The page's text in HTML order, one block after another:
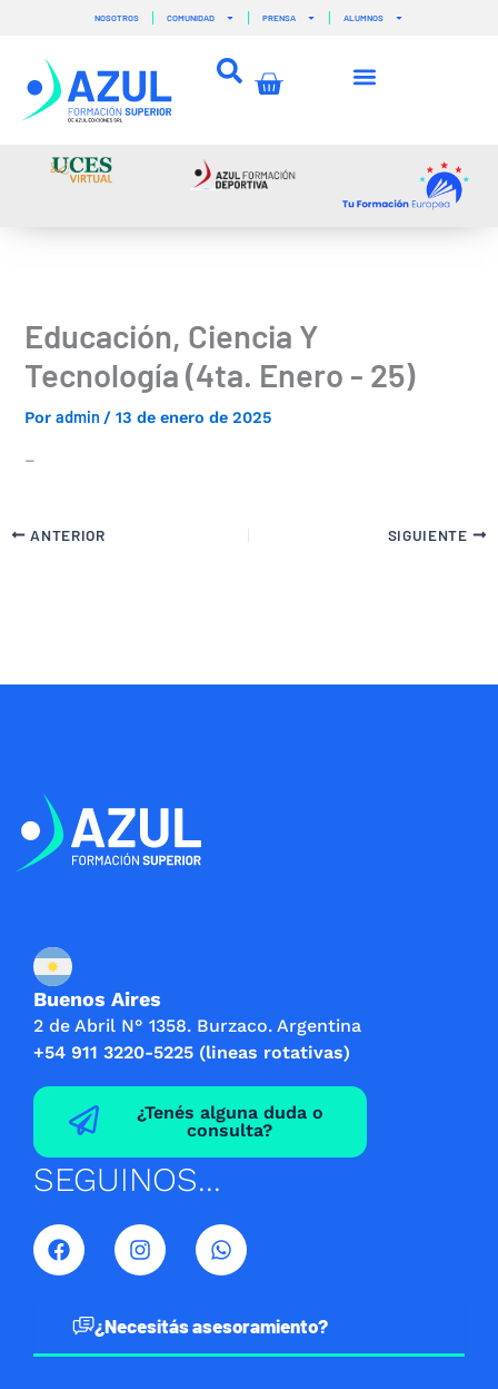
contenido
NOSOTROS COMUNIDAD PRENSA ALUMNOS
Carrito
Educación, Ciencia Y
Tecnología (4ta. Enero - 25)
Poradmin /13 de enero de 2025
–
ANTERIOR SIGUIENTE
Buenos Aires
2 de Abril N° 1358. Burzaco. Argentina
+54 911 3220-5225 (lineas rotativas)
¿Tenés alguna duda o
consulta?
SEGUINOS...
F
a
c
I
n
s
a
W
h
a
s
¿Necesitás asesoramiento?